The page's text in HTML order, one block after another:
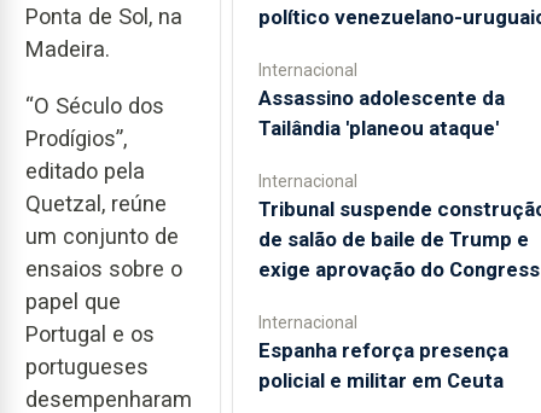
Ponta de Sol, na
Madeira.
“O Século dos
Prodígios”,
editado pela
Quetzal, reúne
um conjunto de
ensaios sobre o
papel que
Portugal e os
portugueses
desempenharam
político venezuelano-
Internacional
Assassino adolescente da
Tailândia 'planeou ataque'
Internacional
Tribunal suspende
de salão de baile de Trump e
exige aprovação do
Internacional
Espanha reforça presença
policial e militar em Ceuta